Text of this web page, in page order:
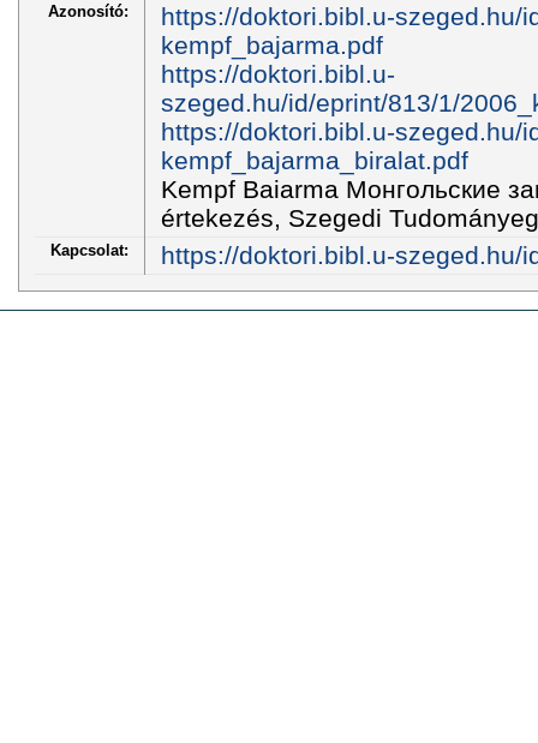
Azonosító:
https://doktori.bibl.u-szeged.hu/
kempf_bajarma.pdf
https://doktori.bibl.u-
szeged.hu/id/eprint/813/1/
https://doktori.bibl.u-szeged.hu/
kempf_bajarma_biralat.pdf
Kempf Baiarma Монгольские
értekezés, Szegedi
Kapcsolat: https://doktori.bibl.u-szeged.hu/